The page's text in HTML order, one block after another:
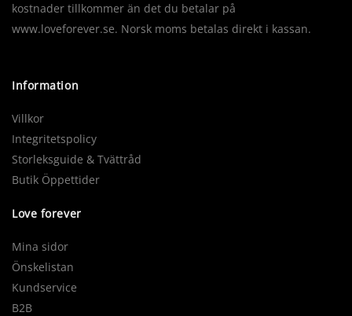
kostnader tillkommer än det du betalar på
www.loveforever.se. Norsk moms betalas direkt i kassan.
Information
Villkor
Integritetspolicy
Storleksguide & Tvättråd
Butik Öppettider
Love forever
Mina sidor
Önskelistan
Kundservice
B2B